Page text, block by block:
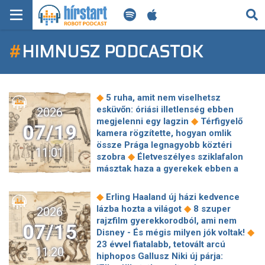
KERESÉS
KEZDŐLAP
FRISS HÍREK
TECH HÍREK
FILM-ZENE-SZÓRAKOZÁS
PLAYLIST
MI AZ A ROBOT PODCAST?
#HIMNUSZ PODCASTOK
2026
07/19
11:01
◆ 5 ruha, amit nem viselhetsz
esküvőn: óriási illetlenség ebben
megjelenni egy lagzin ◆ Térfigyelő
kamera rögzítette, hogyan omlik
össze Prága legnagyobb köztéri
szobra ◆ Életveszélyes sziklafalon
másztak haza a gyerekek ebben a
jóra számíthat a jövő héten
◆
Alexandra életveszélyes állapotba
került ◆ Magyar zongoraművésznek
üzent Messi: különleges ajándékkal
lepte meg ◆ Ötször élesztették újra,
feleségét és lányát is eltemette: így él
2026
07/15
11:20
◆ Erling Haaland új házi kedvence
lázba hozta a világot ◆ 8 szuper
rajzfilm gyerekkorodból, ami nem
Disney - És mégis milyen jók voltak! ◆
23 évvel fiatalabb, tetovált arcú
hiphopos Gallusz Niki új párja: